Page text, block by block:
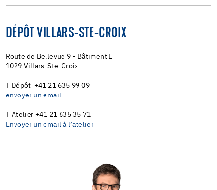
DÉPÔT VILLARS-STE-CROIX
Route de Bellevue 9 - Bâtiment E
1029 Villars-Ste-Croix
T Dépôt +41 21 635 99 09
envoyer un email
T Atelier +41 21 635 35 71
Envoyer un email à l’atelier